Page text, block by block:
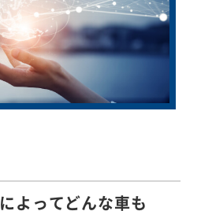
によってどんな車も